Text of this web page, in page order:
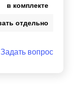
в комплекте
отдельно
Задать вопрос